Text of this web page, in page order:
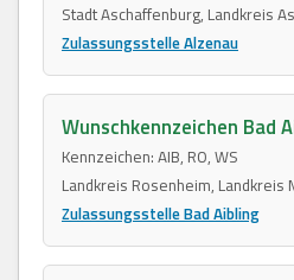
Stadt Aschaffenburg, Landkreis
Zulassungsstelle Alzenau
Wunschkennzeichen Bad
Kennzeichen: AIB, RO, WS
Landkreis Rosenheim, Landkreis
Zulassungsstelle Bad Aibling